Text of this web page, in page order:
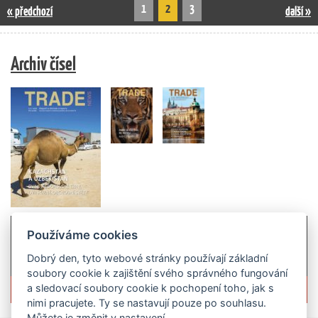
« předchozí 1 2 3 další »
Archiv čísel
Více informací o časopisu »
Používáme cookies
Dobrý den, tyto webové stránky používají základní
soubory cookie k zajištění svého správného fungování
a sledovací soubory cookie k pochopení toho, jak s
nimi pracujete. Ty se nastavují pouze po souhlasu.